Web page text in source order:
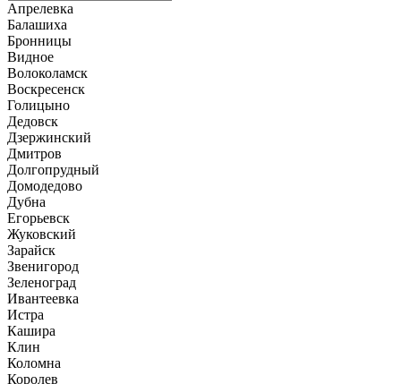
Апрелевка
Балашиха
Бронницы
Видное
Волоколамск
Воскресенск
Голицыно
Дедовск
Дзержинский
Дмитров
Долгопрудный
Домодедово
Дубна
Егорьевск
Жуковский
Зарайск
Звенигород
Зеленоград
Ивантеевка
Истра
Кашира
Клин
Коломна
Королев